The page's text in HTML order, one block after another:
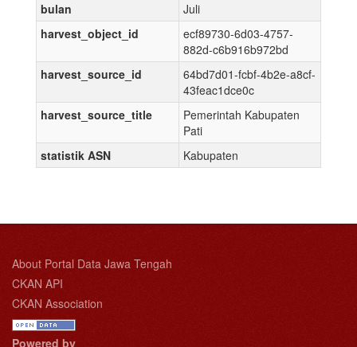
bulan
Juli
harvest_object_id
ecf89730-6d03-4757-
882d-c6b916b972bd
harvest_source_id
64bd7d01-fcbf-4b2e-a8cf-
43feac1dce0c
harvest_source_title
Pemerintah Kabupaten
Pati
statistik ASN
Kabupaten
About Portal Data Jawa Tengah
CKAN API
CKAN Association
Powered by